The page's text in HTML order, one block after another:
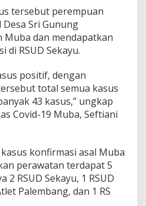
tersebut perempuan
Sri Gunung
Muba dan mendapatkan
di RSUD Sekayu.
positif, dengan
total semua kasus
43 kasus,” ungkap
Covid-19 Muba, Seftiani
konfirmasi asal Muba
perawatan terdapat 5
2 RSUD Sekayu, 1 RSUD
Palembang, dan 1 RS